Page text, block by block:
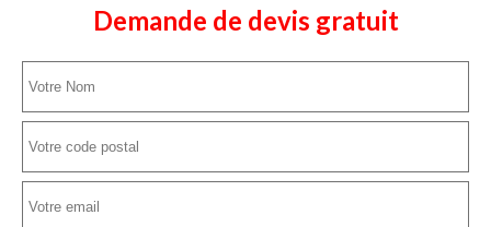
Demande de devis gratuit